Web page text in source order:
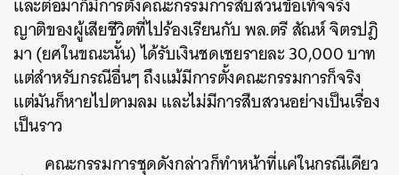
และต่อมาก็มีการตั้งคณะกรรมการสืบสวนข้อเท็จจริง
ญาติของผู้เสียชีวิตที่ไปร้องเรียนกับ พล.ตรี สัณห์ จิตรปฎิ
มา (ยศในขณะนั้น) ได้รับเงินชดเชยรายละ 30,000 บาท
แต่สำหรับกรณีอื่นๆ ถึงแม้มีการตั้งคณะกรรมการก็จริง
แต่มันก็หายไปตามลม และไม่มีการสืบสวนอย่างเป็นเรื่อง
เป็นราว
คณะกรรมการชุดดังกล่าวก็ทำหน้าที่แค่ในกรณีเดียว